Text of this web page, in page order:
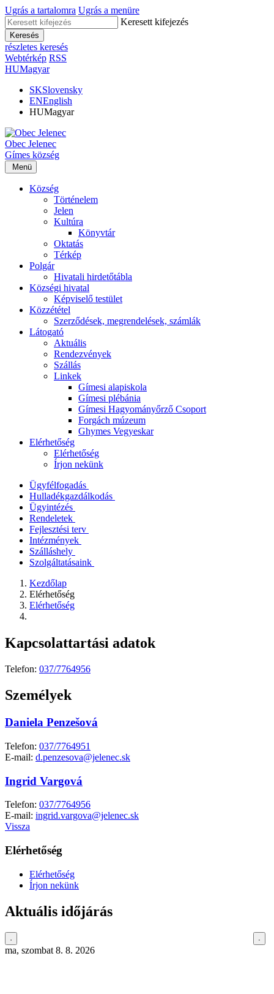
Ugrás a tartalomra Ugrás a menüre
Keresett kifejezés
Keresés
részletes keresés
Webtérkép RSS
HUMagyar
SKSlovensky
ENEnglish
HUMagyar
Obec Jelenec
Gímes község
Menü
Község
Történelem
Jelen
Kultúra
Könyvtár
Oktatás
Térkép
Polgár
Hivatali hirdetőtábla
Községi hivatal
Képviselő testület
Közzététel
Szerződések, megrendelések, számlák
Látogató
Aktuális
Rendezvények
Szállás
Linkek
Gímesi alapiskola
Gímesi plébánia
Gímesi Hagyományőrző Csoport
Forgách múzeum
Ghymes Vegyeskar
Elérhetőség
Elérhetőség
Írjon nekünk
Ügyfélfogadás
Hulladékgazdálkodás
Ügyintézés
Rendeletek
Fejlesztési terv
Intézmények
Szálláshely
Szolgáltatásaink
Kezdőlap
Elérhetőség
Elérhetőség
Kapcsolattartási adatok
Telefon: 037/7764956
Személyek
Daniela Penzešová
Telefon: 037/7764951
E-mail: d.penzesova@jelenec.sk
Ingrid Vargová
Telefon: 037/7764956
E-mail: ingrid.vargova@jelenec.sk
Vissza
Elérhetőség
Elérhetőség
Írjon nekünk
Aktuális időjárás
ma, szombat 8. 8. 2026